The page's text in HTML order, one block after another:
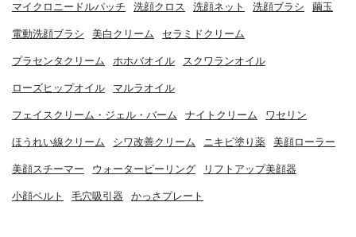
マイクロニードルパッチ 洗顔クロス 洗顔ネット 洗顔ブラシ 繭玉
電動洗顔ブラシ 美白クリーム セラミドクリーム
プラセンタクリーム ホホバオイル スクワランオイル
ローズヒップオイル マルラオイル
フェイスクリーム・ジェル・バーム ナイトクリーム ワセリン
ほうれい線クリーム シワ改善クリーム ニキビ塗り薬 美顔ローラー
美顔スチーマー ウォーターピーリング リフトアップ美顔器
小顔ベルト 毛穴吸引器 かっさプレート